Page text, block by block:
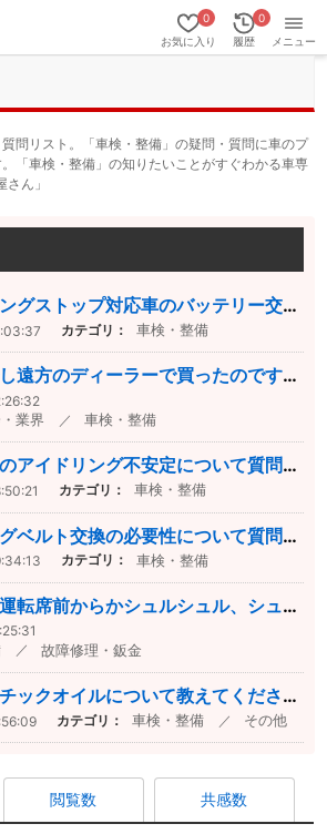
お気に入り
0
履歴
0
メニュー
質問リスト。「車検・整備」の疑問・質問に車のプ
「車検・整備」の知りたいことがすぐわかる車専
ん」
アイドリングストップ対応車のバッテリー交換時期について 先日4年ほど載ったアイドリングストップ付きの軽自動車のバッテリ...
カテゴリ： 車検・整備
新車を少し遠方のディーラーで買ったのですが、修理や維持管理に関してはもう少し気軽にお願いできる最寄りの店舗で頼めればと思...
業界 ／ 車検・整備
軽自動車のアイドリング不安定について質問です。 毎日会社へマイカー通勤しているのですが、最近交差点で信号待ちをしている時...
カテゴリ： 車検・整備
タイミングベルト交換の必要性について質問します。 ダイハツの軽自動車・初代「タントカスタム」に乗っています。初年度登録が...
カテゴリ： 車検・整備
エンジン運転席前からかシュルシュル、シュッシュと音がなるのに最近気づきました。今年車検出していてベルト類や点検はしてるは...
／ 故障修理・鈑金
オートマチックオイルについて教えてください。 現在７年目のアルファードに乗っているのですが、オートマチックオイルの交換を...
カテゴリ： 車検・整備 ／ その他
閲覧数 共感数